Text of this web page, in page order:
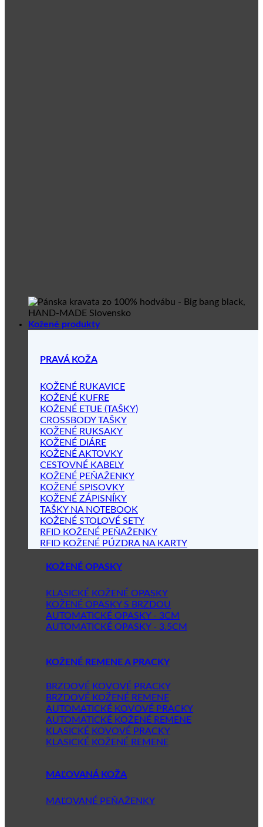
Kožené produkty
PRAVÁ KOŽA
KOŽENÉ RUKAVICE
KOŽENÉ KUFRE
KOŽENÉ ETUE (TAŠKY)
CROSSBODY TAŠKY
KOŽENÉ RUKSAKY
KOŽENÉ DIÁRE
KOŽENÉ AKTOVKY
CESTOVNÉ KABELY
KOŽENÉ PEŇAŽENKY
KOŽENÉ SPISOVKY
KOŽENÉ ZÁPISNÍKY
TAŠKY NA NOTEBOOK
KOŽENÉ STOLOVÉ SETY
RFID KOŽENÉ PEŇAŽENKY
RFID KOŽENÉ PÚZDRA NA KARTY
KOŽENÉ OPASKY
KLASICKÉ KOŽENÉ OPASKY
KOŽENÉ OPASKY S BRZDOU
AUTOMATICKÉ OPASKY - 3CM
AUTOMATICKÉ OPASKY - 3.5CM
KOŽENÉ REMENE A PRACKY
BRZDOVÉ KOVOVÉ PRACKY
BRZDOVÉ KOŽENÉ REMENE
AUTOMATICKÉ KOVOVÉ PRACKY
AUTOMATICKÉ KOŽENÉ REMENE
KLASICKÉ KOVOVÉ PRACKY
KLASICKÉ KOŽENÉ REMENE
MAĽOVANÁ KOŽA
MAĽOVANÉ PEŇAŽENKY